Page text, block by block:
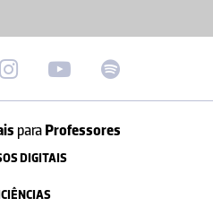
paraProfessores
DIGITAIS